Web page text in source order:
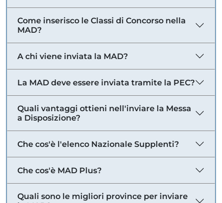
Come inserisco le Classi di Concorso nella
MAD?
A chi viene inviata la MAD?
La MAD deve essere inviata tramite la PEC?
Quali vantaggi ottieni nell'inviare la Messa
a Disposizione?
Che cos'è l'elenco Nazionale Supplenti?
Che cos'è MAD Plus?
Quali sono le migliori province per inviare